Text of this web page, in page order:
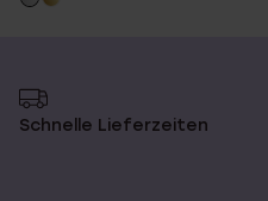
Schnelle Lieferzeiten